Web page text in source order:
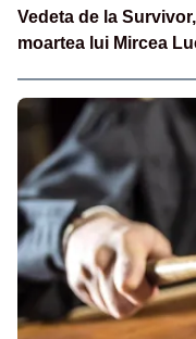
Vedeta de la
moartea lui Mircea